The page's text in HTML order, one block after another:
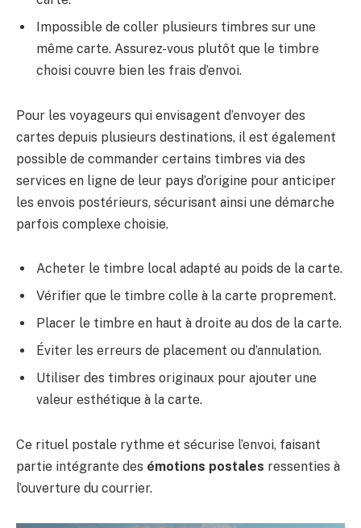
Impossible de coller plusieurs timbres sur une
même carte. Assurez-vous plutôt que le timbre
choisi couvre bien les frais d’envoi.
Pour les voyageurs qui envisagent d’envoyer des
cartes depuis plusieurs destinations, il est également
possible de commander certains timbres via des
services en ligne de leur pays d’origine pour anticiper
les envois postérieurs, sécurisant ainsi une démarche
parfois complexe choisie.
Acheter le timbre local adapté au poids de la carte.
Vérifier que le timbre colle à la carte proprement.
Placer le timbre en haut à droite au dos de la carte.
Éviter les erreurs de placement ou d’annulation.
Utiliser des timbres originaux pour ajouter une
valeur esthétique à la carte.
Ce rituel postale rythme et sécurise l’envoi, faisant
partie intégrante des émotions postales ressenties à
l’ouverture du courrier.